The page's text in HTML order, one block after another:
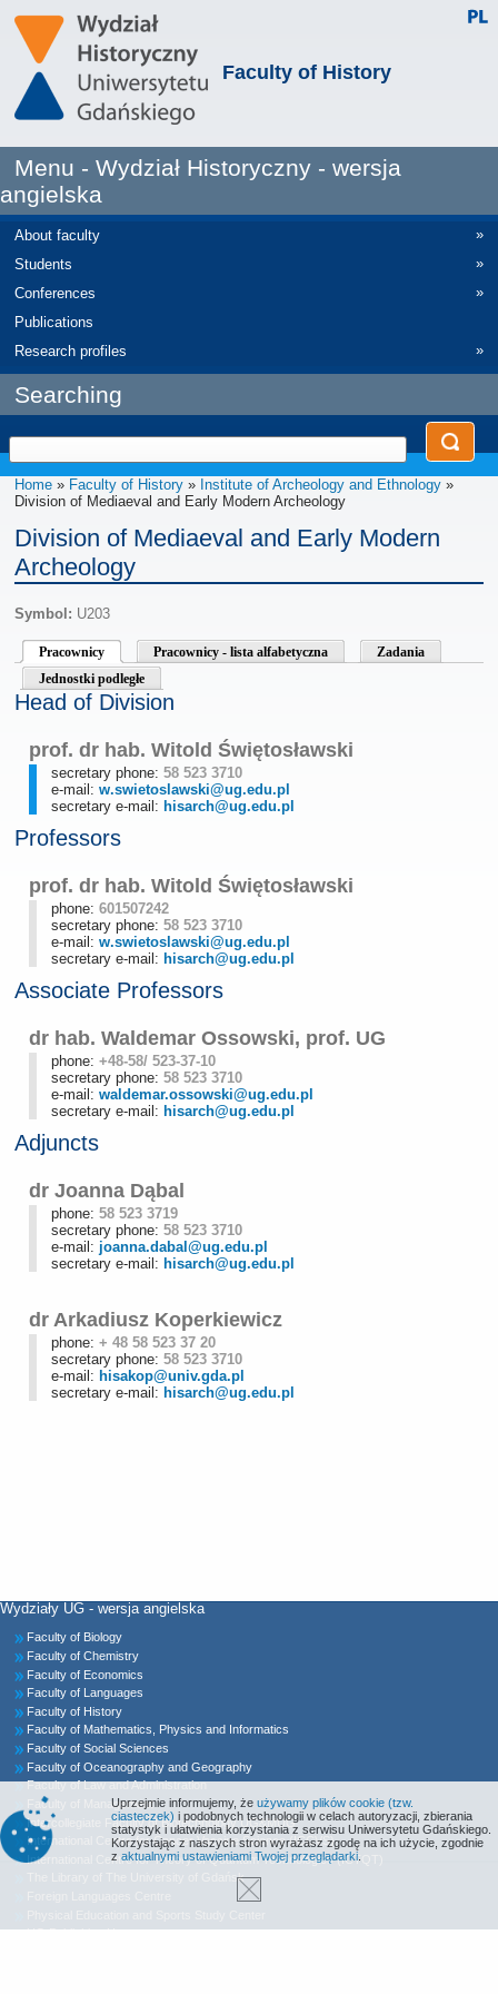
Faculty of History
Menu - Wydział Historyczny - wersja
angielska
About faculty
»
Students
»
Conferences
»
Publications
Research profiles
»
Searching
Home » Faculty of History » Institute of Archeology and Ethnology »
Division of Mediaeval and Early Modern Archeology
Division of Mediaeval and Early Modern
Archeology
Symbol: U203
Pracownicy Pracownicy - lista alfabetyczna
Zadania
Jednostki podległe
Head of Division
prof. dr hab. Witold Świętosławski
secretary phone: 58 523 3710
e-mail: w.swietoslawski@ug.edu.pl
secretary e-mail: hisarch@ug.edu.pl
Professors
prof. dr hab. Witold Świętosławski
phone: 601507242
secretary phone: 58 523 3710
e-mail: w.swietoslawski@ug.edu.pl
secretary e-mail: hisarch@ug.edu.pl
Associate Professors
dr hab. Waldemar Ossowski, prof. UG
phone: +48-58/ 523-37-10
secretary phone: 58 523 3710
e-mail: waldemar.ossowski@ug.edu.pl
secretary e-mail: hisarch@ug.edu.pl
Adjuncts
dr Joanna Dąbal
phone: 58 523 3719
secretary phone: 58 523 3710
e-mail: joanna.dabal@ug.edu.pl
secretary e-mail: hisarch@ug.edu.pl
dr Arkadiusz Koperkiewicz
phone: + 48 58 523 37 20
secretary phone: 58 523 3710
e-mail: hisakop@univ.gda.pl
secretary e-mail: hisarch@ug.edu.pl
Wydziały UG - wersja angielska
Faculty of Biology
Faculty of Chemistry
Faculty of Economics
Faculty of Languages
Faculty of History
Faculty of Mathematics, Physics and Informatics
Faculty of Social Sciences
Faculty of Oceanography and Geography
Faculty of Law and Administration
Faculty of Management
Intercollegiate Faculty of Biotechnology UG&MUG
International Centre for Cancer Vaccine Science (ICCVS)
International Centre for Theory of Quantum Technologies (ICTQT)
The Library of The University of Gdańsk
UG Publishing House
Uprzejmie informujemy, że używamy plików cookie (tzw.
ciasteczek) i podobnych technologii w celach autoryzacji, zbierania
statystyk i ułatwienia korzystania z serwisu Uniwersytetu Gdańskiego.
Korzystając z naszych stron wyrażasz zgodę na ich użycie, zgodnie
z aktualnymi ustawieniami Twojej przeglądarki